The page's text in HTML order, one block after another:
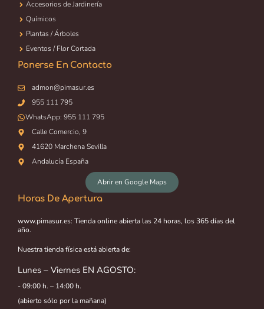
Accesorios de Jardinería
Químicos
Plantas / Árboles
Eventos / Flor Cortada
Ponerse En Contacto
admon@pimasur.es
955 111 795
WhatsApp: 955 111 795
Calle Comercio, 9
41620 Marchena Sevilla
Andalucía España
Abrir en Google Maps
Horas De Apertura
www.pimasur.es: Tienda online abierta las 24 horas, los 365 días del
año.
Nuestra tienda física está abierta de:
Lunes – Viernes EN AGOSTO:
- 09:00 h. – 14:00 h.
(abierto sólo por la mañana)